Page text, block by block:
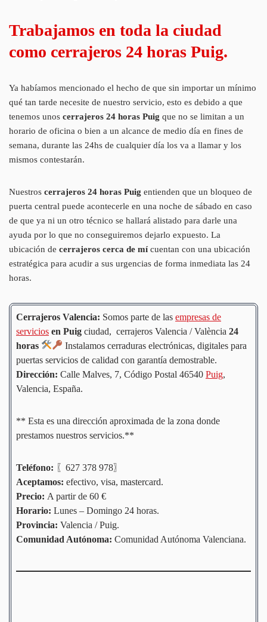
Trabajamos en toda la ciudad
como cerrajeros 24 horas Puig.
Ya habíamos mencionado el hecho de que sin importar un mínimo
qué tan tarde necesite de nuestro servicio, esto es debido a que
tenemos unos cerrajeros 24 horas Puig que no se limitan a un
horario de oficina o bien a un alcance de medio día en fines de
semana, durante las 24hs de cualquier día los va a llamar y los
mismos contestarán.
Nuestros cerrajeros 24 horas Puig entienden que un bloqueo de
puerta central puede acontecerle en una noche de sábado en caso
de que ya ni un otro técnico se hallará alistado para darle una
ayuda por lo que no conseguiremos dejarlo expuesto. La
ubicación de cerrajeros cerca de mícuentan con una ubicación
estratégica para acudir a sus urgencias de forma inmediata las 24
horas.
Cerrajeros Valencia: Somos parte de las empresas de
servicios en Puig ciudad, cerrajeros Valencia / València 24
horas
Instalamos cerraduras electrónicas, digitales para
puertas servicios de calidad con garantía demostrable.
Dirección: Calle Malves, 7, Código Postal 46540 Puig,
Valencia, España.
** Esta es una dirección aproximada de la zona donde
prestamos nuestros servicios.**
Teléfono: 〖627 378 978〗
Aceptamos: efectivo, visa, mastercard.
Precio: A partir de 60 €
Horario: Lunes – Domingo 24 horas.
Provincia: Valencia / Puig.
Comunidad Autónoma: Comunidad Autónoma Valenciana.